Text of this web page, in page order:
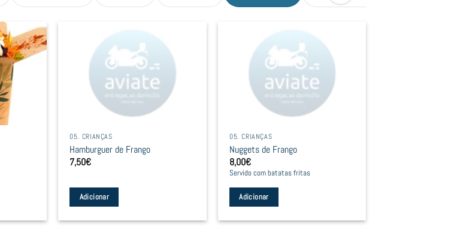
05. CRIANÇAS
Hamburguer de Frango
7,50€
Adicionar
05. CRIANÇAS
Nuggets de Frango
8,00€
Servido com batatas fritas
Adicionar